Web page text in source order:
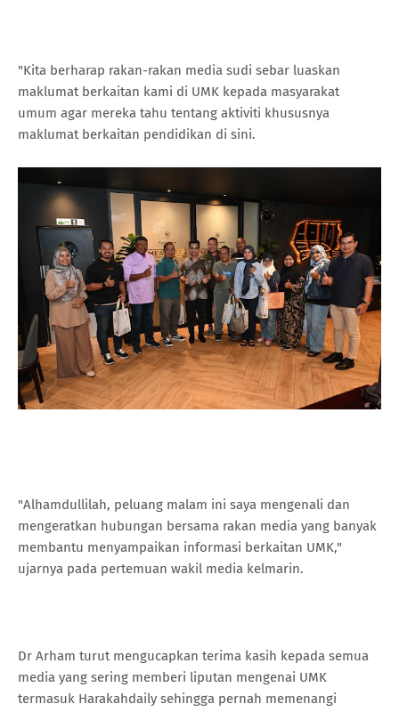
"Kita berharap rakan-rakan media sudi sebar luaskan
maklumat berkaitan kami di UMK kepada masyarakat
umum agar mereka tahu tentang aktiviti khususnya
maklumat berkaitan pendidikan di sini.
"Alhamdullilah, peluang malam ini saya mengenali dan
mengeratkan hubungan bersama rakan media yang banyak
membantu menyampaikan informasi berkaitan UMK,"
ujarnya pada pertemuan wakil media kelmarin.
Dr Arham turut mengucapkan terima kasih kepada semua
media yang sering memberi liputan mengenai UMK
termasuk Harakahdaily sehingga pernah memenangi